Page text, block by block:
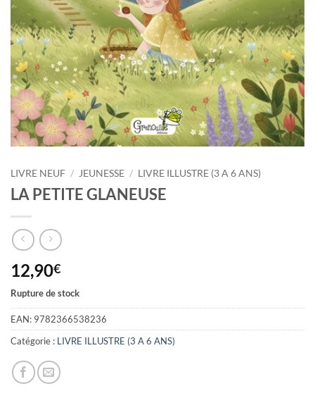
LIVRE NEUF / JEUNESSE / LIVRE ILLUSTRE (3 A 6 ANS)
LA PETITE GLANEUSE
12,90€
Rupture de stock
EAN: 9782366538236
Catégorie : LIVRE ILLUSTRE (3 A 6 ANS)